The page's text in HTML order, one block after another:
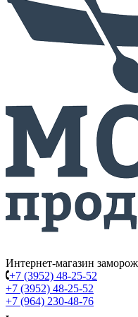
Интернет-магазин
+7 (3952) 48-25-52
+7 (3952) 48-25-52
+7 (964) 230-48-76